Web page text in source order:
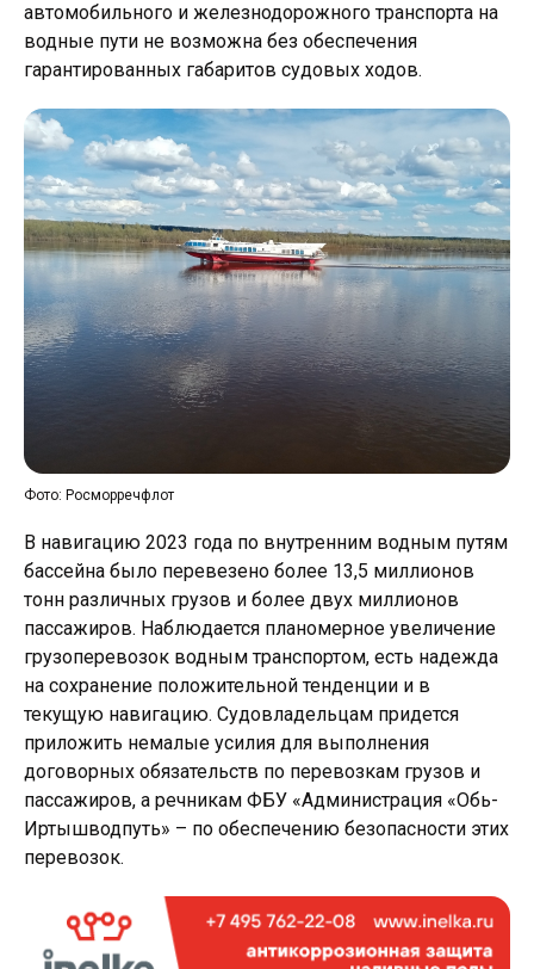
автомобильного и железнодорожного транспорта на
водные пути не возможна без обеспечения
гарантированных габаритов судовых ходов.
Фото: Росморречфлот
В навигацию 2023 года по внутренним водным путям
бассейна было перевезено более 13,5 миллионов
тонн различных грузов и более двух миллионов
пассажиров. Наблюдается планомерное увеличение
грузоперевозок водным транспортом, есть надежда
на сохранение положительной тенденции и в
текущую навигацию. Судовладельцам придется
приложить немалые усилия для выполнения
договорных обязательств по перевозкам грузов и
пассажиров, а речникам ФБУ «Администрация «Обь-
Иртышводпуть» – по обеспечению безопасности этих
перевозок.